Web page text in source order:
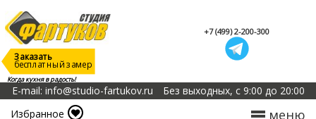
Когда кухня в радость!
Заказать
бесплатный замер
+7 (499) 2-200-300
E-mail: info@studio-fartukov.ru
Без выходных, с 9:00 до 20:00
Избранное
меню